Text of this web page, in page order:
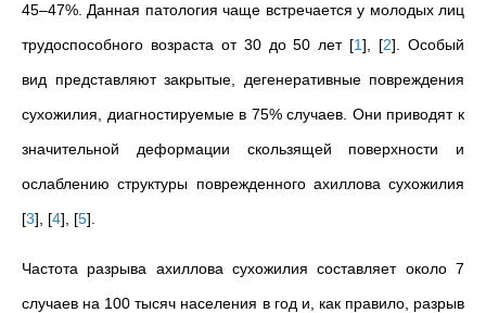
45–47%. Данная патология чаще встречается у молодых лиц
трудоспособного возраста от 30 до 50 лет [1] [2] . Особый
вид представляют закрытые, дегенеративные повреждения
сухожилия, диагностируемые в 75% случаев. Они приводят к
значительной деформации скользящей поверхности и
ослаблению структуры поврежденного ахиллова сухожилия
[3] [4] [5]
Частота разрыва ахиллова сухожилия составляет около 7
случаев на 100 тысяч населения в год и, как правило, разрыв